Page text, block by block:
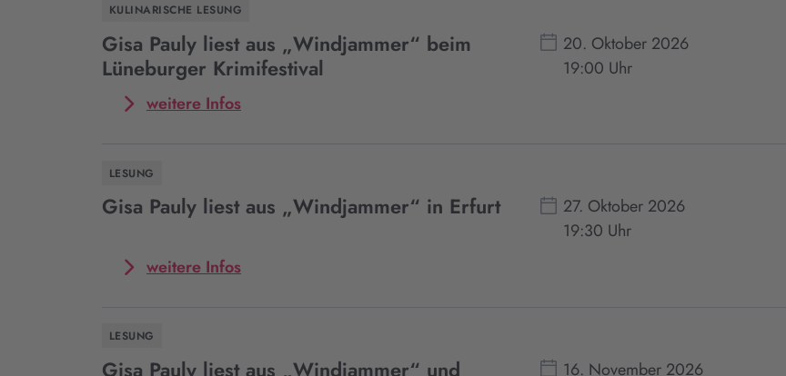
Pauly
liest
aus
„Windjammer“
Krimi-
Festivals
Hellweg
KULINARISCHE LESUNG
Gisa Pauly liest aus „Windjammer“ beim
Lüneburger Krimifestival
20. Oktober 2026
19:00 Uhr
weitere InfosMehr
liest
Lüneburger
LESUNG
Gisa Pauly liest aus „Windjammer“ in Erfurt
27. Oktober 2026
19:30 Uhr
weitere InfosMehr
liest
LESUNG
Gisa Pauly liest aus „Windjammer“ und 16. November 2026